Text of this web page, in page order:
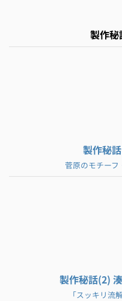
製作秘
製作秘
菅原のモチー
製作秘話(2)
「スッキリ流